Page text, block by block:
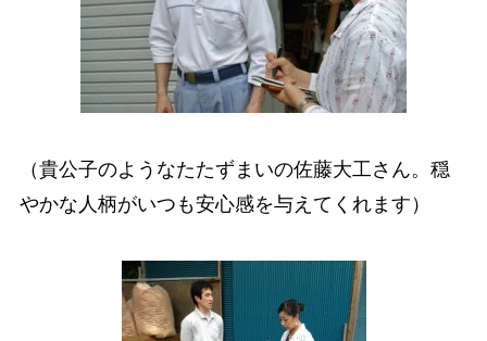
（貴公子のようなたたずまいの佐藤大工さん。穏
やかな人柄がいつも安心感を与えてくれます）